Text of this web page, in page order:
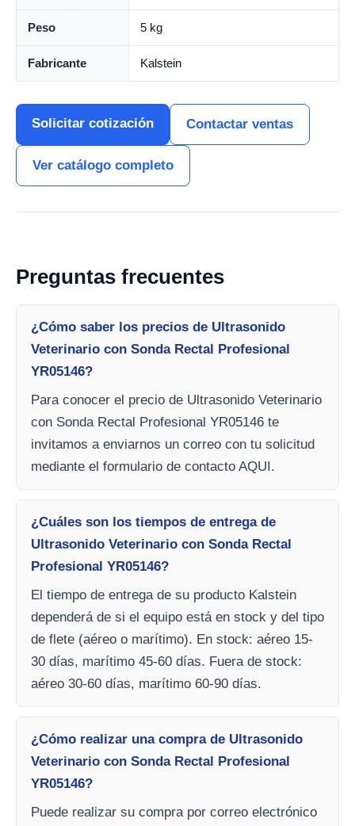
Peso 5 kg
Fabricante Kalstein
Solicitar cotización Contactar ventas
Ver catálogo completo
Preguntas frecuentes
¿Cómo saber los precios de Ultrasonido
Veterinario con Sonda Rectal Profesional
YR05146?
Para conocer el precio de Ultrasonido Veterinario
con Sonda Rectal Profesional YR05146 te
invitamos a enviarnos un correo con tu solicitud
mediante el formulario de contacto AQUI.
¿Cuáles son los tiempos de entrega de
Ultrasonido Veterinario con Sonda Rectal
Profesional YR05146?
El tiempo de entrega de su producto Kalstein
dependerá de si el equipo está en stock y del tipo
de flete (aéreo o marítimo). En stock: aéreo 15-
30 días, marítimo 45-60 días. Fuera de stock:
aéreo 30-60 días, marítimo 60-90 días.
¿Cómo realizar una compra de Ultrasonido
Veterinario con Sonda Rectal Profesional
YR05146?
Puede realizar su compra por correo electrónico